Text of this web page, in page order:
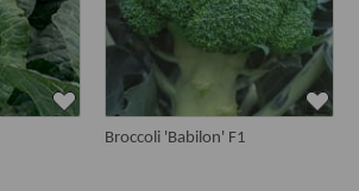
Broccoli 'Babilon' F1